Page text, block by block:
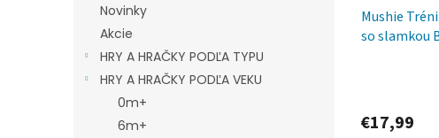
Novinky
Akcie
HRY A HRAČKY PODĽA TYPU
HRY A HRAČKY PODĽA VEKU
0m+
6m+
Mushie
so slamkou
€17,99